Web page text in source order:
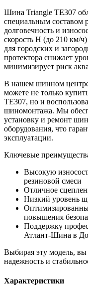
Шина Triangle TE307
специальным составом
долговечность и
скорость H (до 210 км/
для городских и
протектора снижает
минимизирует риск
В нашем шинном
можете не только
TE307, но и
шиномонтажа. Мы
установку и ремонт
оборудования, что
эксплуатации.
Ключевые
Высокую
резиновой смеси
Отличное
Низкий уровень
повышения
Поддержку
Атлант-Шина в
Выбирая эту модель, вы
надежность и
Характеристики